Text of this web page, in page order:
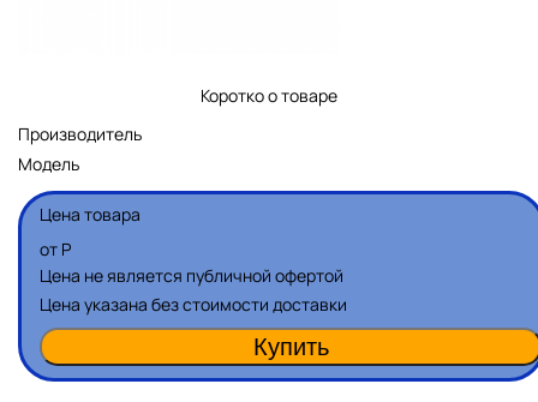
Коротко о товаре
Производитель
Модель
Цена товара
от Р
Цена не является публичной офертой
Цена указана без стоимости доставки